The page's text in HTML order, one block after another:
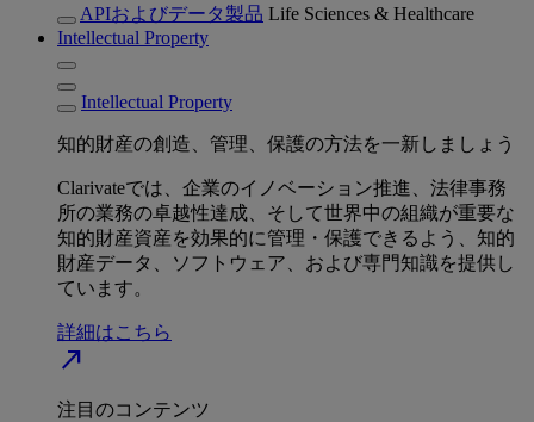
APIおよびデータ製品 Life Sciences & Healthcare
Intellectual Property
Intellectual Property
知的財産の創造、管理、保護の方法を一新しましょう
Clarivateでは、企業のイノベーション推進、法律事務
所の業務の卓越性達成、そして世界中の組織が重要な
知的財産資産を効果的に管理・保護できるよう、知的
財産データ、ソフトウェア、および専門知識を提供し
ています。
詳細はこちら
north_east
注目のコンテンツ